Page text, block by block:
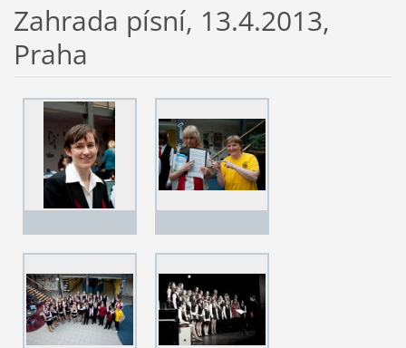
Zahrada písní, 13.4.2013,
Praha